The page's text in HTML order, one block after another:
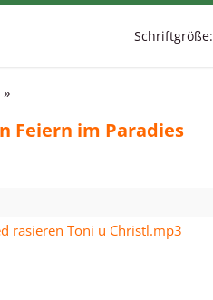
Schriftgröße:
Feiern im Paradies
rasieren Toni u Christl.mp3